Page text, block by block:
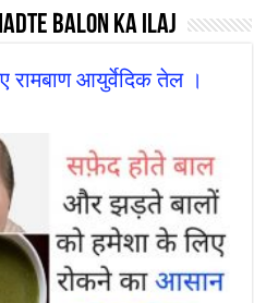
balon ka ilaj
आयुर्वेदिक तेल ।